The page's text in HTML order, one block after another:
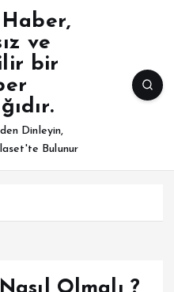
ve
bir
Dinleyin,
Bulunur